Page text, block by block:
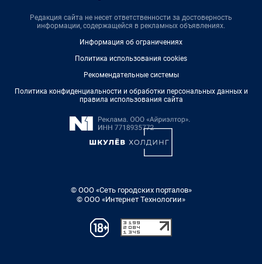
Редакция сайта не несет ответственности за достоверность
информации, содержащейся в рекламных объявлениях.
Информация об ограничениях
Политика использования cookies
Рекомендательные системы
Политика конфиденциальности и обработки персональных данных и
правила использования сайта
© ООО «Сеть городских порталов»
© ООО «Интернет Технологии»